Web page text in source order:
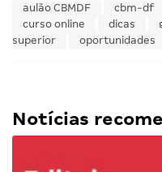
aulão CBMDF cbm-df
curso online
dicas
superior
oportunidades
Notícias